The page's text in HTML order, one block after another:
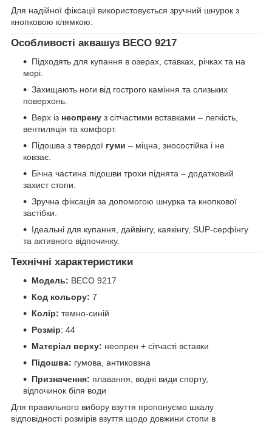
Для надійної фіксації використовується зручний шнурок з
кнопковою клямкою.
Особливості аквашуз BECO 9217
Підходять для купання в озерах, ставках, річках та на
морі.
Захищають ноги від гострого каміння та слизьких
поверхонь.
Верх із неопрену з сітчастими вставками – легкість,
вентиляція та комфорт.
Підошва з твердої гуми – міцна, зносостійка і не
ковзає.
Бічна частина підошви трохи піднята – додатковий
захист стопи.
Зручна фіксація за допомогою шнурка та кнопкової
застібки.
Ідеальні для купання, дайвінгу, каякінгу, SUP-серфінгу
та активного відпочинку.
Технічні характеристики
Модель: BECO 9217
Код кольору: 7
Колір: темно-синій
Розмір: 44
Матеріал верху: неопрен + сітчасті вставки
Підошва: гумова, антиковзна
Призначення: плавання, водні види спорту,
відпочинок біля води
Для правильного вибору взуття пропонуємо шкалу
відповідності розмірів взуття щодо довжини стопи в